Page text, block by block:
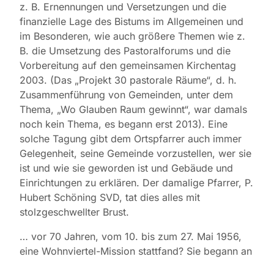
z. B. Ernennungen und Versetzungen und die
finanzielle Lage des Bistums im Allgemeinen und
im Besonderen, wie auch größere Themen wie z.
B. die Umsetzung des Pastoralforums und die
Vorbereitung auf den gemeinsamen Kirchentag
2003. (Das „Projekt 30 pastorale Räume“, d. h.
Zusammenführung von Gemeinden, unter dem
Thema, „Wo Glauben Raum gewinnt“, war damals
noch kein Thema, es begann erst 2013). Eine
solche Tagung gibt dem Ortspfarrer auch immer
Gelegenheit, seine Gemeinde vorzustellen, wer sie
ist und wie sie geworden ist und Gebäude und
Einrichtungen zu erklären. Der damalige Pfarrer, P.
Hubert Schöning SVD, tat dies alles mit
stolzgeschwellter Brust.
… vor 70 Jahren, vom 10. bis zum 27. Mai 1956,
eine Wohnviertel-Mission stattfand? Sie begann an